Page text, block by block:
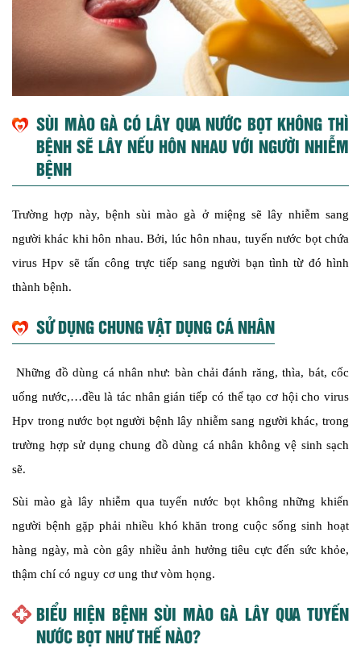
SÙI MÀO GÀ CÓ LÂY QUA NƯỚC BỌT KHÔNG THÌ
BỆNH SẼ LÂY NẾU HÔN NHAU VỚI NGƯỜI NHIỄM
BỆNH
Trường hợp này, bệnh sùi mào gà ở miệng sẽ lây nhiễm sang
người khác khi hôn nhau. Bởi, lúc hôn nhau, tuyến nước bọt chứa
virus Hpv sẽ tấn công trực tiếp sang người bạn tình từ đó hình
thành bệnh.
SỬ DỤNG CHUNG VẬT DỤNG CÁ NHÂN
Những đồ dùng cá nhân như: bàn chải đánh răng, thìa, bát, cốc
uống nước,…đều là tác nhân gián tiếp có thể tạo cơ hội cho virus
Hpv trong nước bọt người bệnh lây nhiễm sang người khác, trong
trường hợp sử dụng chung đồ dùng cá nhân không vệ sinh sạch
sẽ.
Sùi mào gà lây nhiễm qua tuyến nước bọt không những khiến
người bệnh gặp phải nhiều khó khăn trong cuộc sống sinh hoạt
hàng ngày, mà còn gây nhiều ảnh hưởng tiêu cực đến sức khỏe,
thậm chí có nguy cơ ung thư vòm họng.
BIỂU HIỆN BỆNH SÙI MÀO GÀ LÂY QUA TUYẾN
NƯỚC BỌT NHƯ THẾ NÀO?